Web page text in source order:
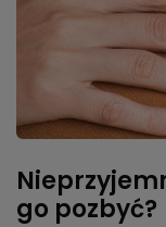
go pozbyć?